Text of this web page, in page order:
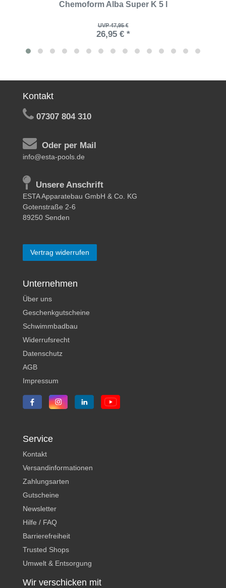
Chemoform Alba Super K 5 l
UVP 47,95 €
26,95 € *
Kontakt
07307 804 310
Oder per Mail
info@esta-pools.de
Unsere Anschrift
ESTA Apparatebau GmbH & Co. KG
Gotenstraße 2-6
89250 Senden
Vertrag widerrufen
Unternehmen
Über uns
Geschenkgutscheine
Schwimmbadbau
Widerrufsrecht
Datenschutz
AGB
Impressum
Service
Kontakt
Versandinformationen
Zahlungsarten
Gutscheine
Newsletter
Hilfe / FAQ
Barrierefreiheit
Trusted Shops
Umwelt & Entsorgung
Wir verschicken mit